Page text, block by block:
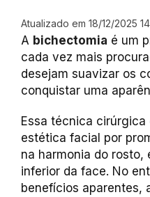
Atualizado em 18/12/2025
A bichectomia é um
cada vez mais
desejam suavizar os
conquistar uma
Essa técnica
estética facial por
na harmonia do
inferior da face. No
benefícios aparentes,